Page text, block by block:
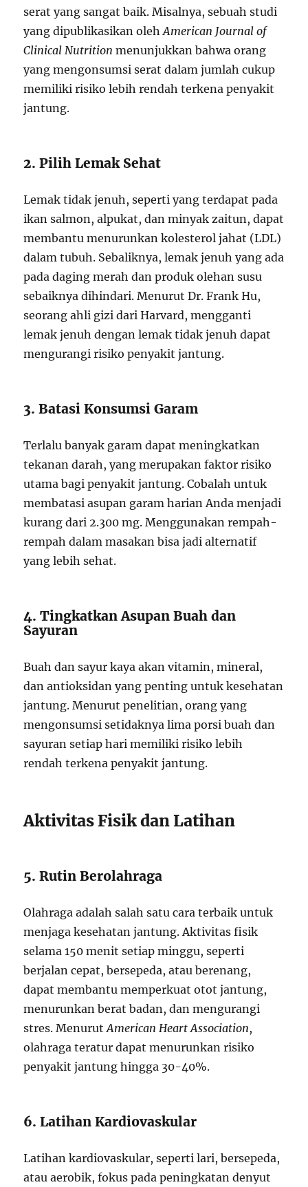
serat yang sangat baik. Misalnya, sebuah studi
yang dipublikasikan olehAmerican Journal of
Clinical Nutrition menunjukkan bahwa orang
yang mengonsumsi serat dalam jumlah cukup
memiliki risiko lebih rendah terkena penyakit
jantung.
2. Pilih Lemak Sehat
Lemak tidak jenuh, seperti yang terdapat pada
ikan salmon, alpukat, dan minyak zaitun, dapat
membantu menurunkan kolesterol jahat (LDL)
dalam tubuh. Sebaliknya, lemak jenuh yang ada
pada daging merah dan produk olehan susu
sebaiknya dihindari. Menurut Dr. Frank Hu,
seorang ahli gizi dari Harvard, mengganti
lemak jenuh dengan lemak tidak jenuh dapat
mengurangi risiko penyakit jantung.
3. Batasi Konsumsi Garam
Terlalu banyak garam dapat meningkatkan
tekanan darah, yang merupakan faktor risiko
utama bagi penyakit jantung. Cobalah untuk
membatasi asupan garam harian Anda menjadi
kurang dari 2.300 mg. Menggunakan rempah-
rempah dalam masakan bisa jadi alternatif
yang lebih sehat.
4. Tingkatkan Asupan Buah dan
Sayuran
Buah dan sayur kaya akan vitamin, mineral,
dan antioksidan yang penting untuk kesehatan
jantung. Menurut penelitian, orang yang
mengonsumsi setidaknya lima porsi buah dan
sayuran setiap hari memiliki risiko lebih
rendah terkena penyakit jantung.
Aktivitas Fisik dan Latihan
5. Rutin Berolahraga
Olahraga adalah salah satu cara terbaik untuk
menjaga kesehatan jantung. Aktivitas fisik
selama 150 menit setiap minggu, seperti
berjalan cepat, bersepeda, atau berenang,
dapat membantu memperkuat otot jantung,
menurunkan berat badan, dan mengurangi
stres. MenurutAmerican Heart Association,
olahraga teratur dapat menurunkan risiko
penyakit jantung hingga 30-40%.
6. Latihan Kardiovaskular
Latihan kardiovaskular, seperti lari, bersepeda,
atau aerobik, fokus pada peningkatan denyut